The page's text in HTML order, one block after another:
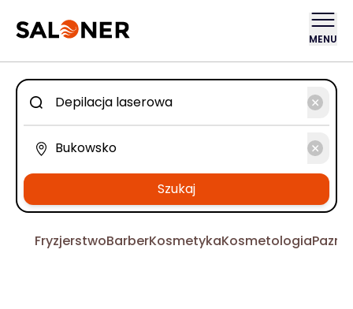
MENU
Szukaj
FryzjerstwoBarberKosmetykaKosmetologia